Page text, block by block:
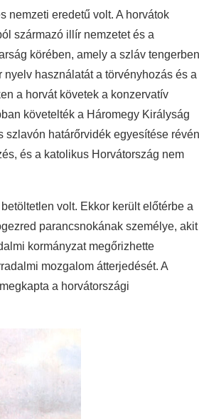
nemzeti eredetű volt. A horvátok
származó illír nemzetet és a
körében, amely a szláv tengerben
használatát a törvényhozás és a
a horvát követek a konzervatív
követelték a Háromegy Királyság
szlavón határőrvidék egyesítése
és a katolikus Horvátország nem
volt. Ekkor került előtérbe a
parancsnokának személye, akit
kormányzat megőrizhette
mozgalom átterjedését. A
a horvátországi